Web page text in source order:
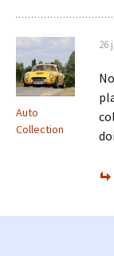
Auto
Collection
26